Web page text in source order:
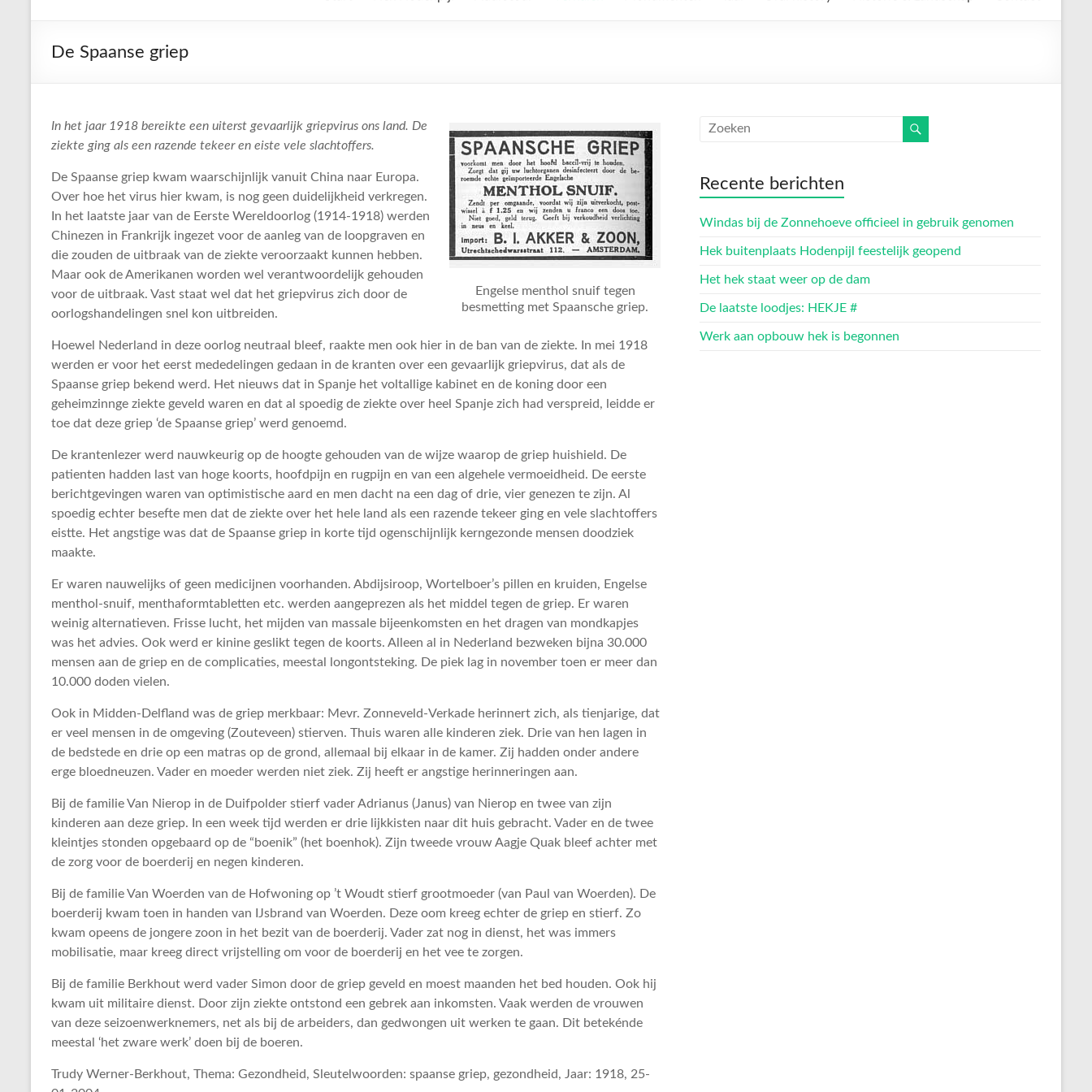
De Spaanse griep
Engelse menthol snuif tegen
besmetting met Spaansche griep.
In het jaar 1918 bereikte een uiterst gevaarlijk griepvirus ons land. De
ziekte ging als een razende tekeer en eiste vele slachtoffers.
De Spaanse griep kwam waarschijnlijk vanuit China naar Europa.
Over hoe het virus hier kwam, is nog geen duidelijkheid verkregen.
In het laatste jaar van de Eerste Wereldoorlog (1914-1918) werden
Chinezen in Frankrijk ingezet voor de aanleg van de loopgraven en
die zouden de uitbraak van de ziekte veroorzaakt kunnen hebben.
Maar ook de Amerikanen worden wel verantwoordelijk gehouden
voor de uitbraak. Vast staat wel dat het griepvirus zich door de
oorlogshandelingen snel kon uitbreiden.
Hoewel Nederland in deze oorlog neutraal bleef, raakte men ook hier in de ban van de ziekte. In mei 1918
werden er voor het eerst mededelingen gedaan in de kranten over een gevaarlijk griepvirus, dat als de
Spaanse griep bekend werd. Het nieuws dat in Spanje het voltallige kabinet en de koning door een
geheimzinnge ziekte geveld waren en dat al spoedig de ziekte over heel Spanje zich had verspreid, leidde er
toe dat deze griep ‘de Spaanse griep’ werd genoemd.
De krantenlezer werd nauwkeurig op de hoogte gehouden van de wijze waarop de griep huishield. De
patienten hadden last van hoge koorts, hoofdpijn en rugpijn en van een algehele vermoeidheid. De eerste
berichtgevingen waren van optimistische aard en men dacht na een dag of drie, vier genezen te zijn. Al
spoedig echter besefte men dat de ziekte over het hele land als een razende tekeer ging en vele slachtoffers
eistte. Het angstige was dat de Spaanse griep in korte tijd ogenschijnlijk kerngezonde mensen doodziek
maakte.
Er waren nauwelijks of geen medicijnen voorhanden. Abdijsiroop, Wortelboer’s pillen en kruiden, Engelse
menthol-snuif, menthaformtabletten etc. werden aangeprezen als het middel tegen de griep. Er waren
weinig alternatieven. Frisse lucht, het mijden van massale bijeenkomsten en het dragen van mondkapjes
was het advies. Ook werd er kinine geslikt tegen de koorts. Alleen al in Nederland bezweken bijna 30.000
mensen aan de griep en de complicaties, meestal longontsteking. De piek lag in november toen er meer dan
10.000 doden vielen.
Ook in Midden-Delfland was de griep merkbaar: Mevr. Zonneveld-Verkade herinnert zich, als tienjarige, dat
er veel mensen in de omgeving (Zouteveen) stierven. Thuis waren alle kinderen ziek. Drie van hen lagen in
de bedstede en drie op een matras op de grond, allemaal bij elkaar in de kamer. Zij hadden onder andere
erge bloedneuzen. Vader en moeder werden niet ziek. Zij heeft er angstige herinneringen aan.
Bij de familie Van Nierop in de Duifpolder stierf vader Adrianus (Janus) van Nierop en twee van zijn
kinderen aan deze griep. In een week tijd werden er drie lijkkisten naar dit huis gebracht. Vader en de twee
kleintjes stonden opgebaard op de “boenik” (het boenhok). Zijn tweede vrouw Aagje Quak bleef achter met
de zorg voor de boerderij en negen kinderen.
Bij de familie Van Woerden van de Hofwoning op ’t Woudt stierf grootmoeder (van Paul van Woerden). De
boerderij kwam toen in handen van IJsbrand van Woerden. Deze oom kreeg echter de griep en stierf. Zo
kwam opeens de jongere zoon in het bezit van de boerderij. Vader zat nog in dienst, het was immers
mobilisatie, maar kreeg direct vrijstelling om voor de boerderij en het vee te zorgen.
Bij de familie Berkhout werd vader Simon door de griep geveld en moest maanden het bed houden. Ook hij
kwam uit militaire dienst. Door zijn ziekte ontstond een gebrek aan inkomsten. Vaak werden de vrouwen
van deze seizoenwerknemers, net als bij de arbeiders, dan gedwongen uit werken te gaan. Dit betekénde
meestal ‘het zware werk’ doen bij de boeren.
Trudy Werner-Berkhout, Thema: Gezondheid, Sleutelwoorden: spaanse griep, gezondheid, Jaar: 1918, 25-
Recente berichten
Windas bij de Zonnehoeve officieel in gebruik genomen
Hek buitenplaats Hodenpijl feestelijk geopend
Het hek staat weer op de dam
De laatste loodjes: HEKJE #
Werk aan opbouw hek is begonnen